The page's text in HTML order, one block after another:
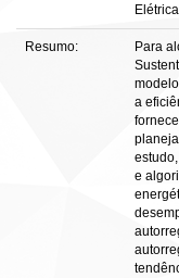
Resumo:
Para
a
e